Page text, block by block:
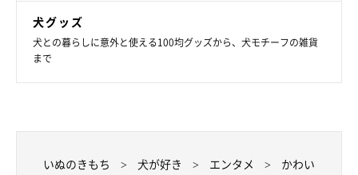
犬グッズ
犬との暮らしに意外と使える100均グッズから、犬モチーフの雑貨
まで
いぬのきもち 犬が好き エンタメ
かわい